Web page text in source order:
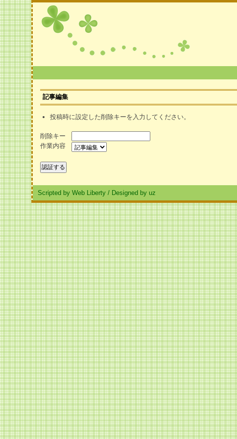
記事編集
投稿時に設定した削除キーを入力してください。
削除キー
作業内容
Scripted by Web Liberty / Designed by uz